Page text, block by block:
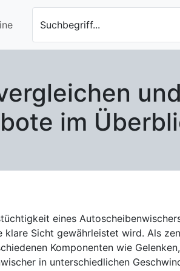
Suchbegriff...
im
eines
wird. Als zentraler Bestandteil des
Komponenten wie
in unterschiedlichen